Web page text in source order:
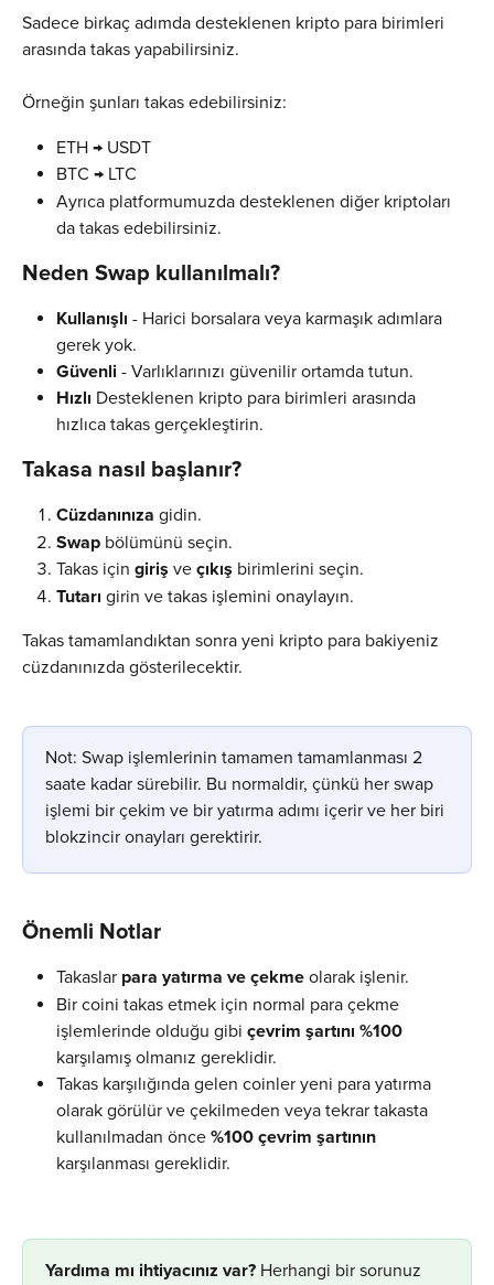
Sadece birkaç adımda desteklenen kripto para birimleri
arasında takas yapabilirsiniz.
Örneğin şunları takas edebilirsiniz:
ETH → USDT
BTC → LTC
Ayrıca platformumuzda desteklenen diğer kriptoları
da takas edebilirsiniz.
Neden Swap kullanılmalı?
Kullanışlı - Harici borsalara veya karmaşık adımlara
gerek yok.
Güvenli - Varlıklarınızı güvenilir ortamda tutun.
Hızlı Desteklenen kripto para birimleri arasında
hızlıca takas gerçekleştirin.
Takasa nasıl başlanır?
Cüzdanınıza gidin.
Swap bölümünü seçin.
Takas için giriş ve çıkış birimlerini seçin.
Tutarı girin ve takas işlemini onaylayın.
Takas tamamlandıktan sonra yeni kripto para bakiyeniz
cüzdanınızda gösterilecektir.
Not: Swap işlemlerinin tamamen tamamlanması 2
saate kadar sürebilir. Bu normaldir, çünkü her swap
işlemi bir çekim ve bir yatırma adımı içerir ve her biri
blokzincir onayları gerektirir.
Önemli Notlar
Takaslar para yatırma ve çekme olarak işlenir.
Bir coini takas etmek için normal para çekme
işlemlerinde olduğu gibi çevrim şartını %100
karşılamış olmanız gereklidir.
Takas karşılığında gelen coinler yeni para yatırma
olarak görülür ve çekilmeden veya tekrar takasta
kullanılmadan önce %100 çevrim şartının
karşılanması gereklidir.
​Yardıma mı ihtiyacınız var? Herhangi bir sorunuz